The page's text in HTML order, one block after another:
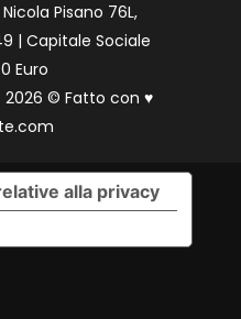
Pisano 76L,
| Capitale Sociale
Euro
© Fatto con ♥
alla privacy